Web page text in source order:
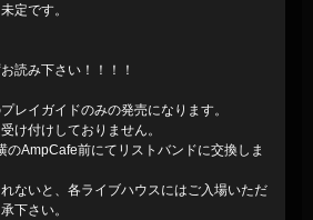
定です。
読み下さい！！！！
レイガイドのみの発売になります。
け付けしておりません。
AmpCafe前にてリストバンドに交換しま
ないと、各ライブハウスにはご入場いただ
下さい。